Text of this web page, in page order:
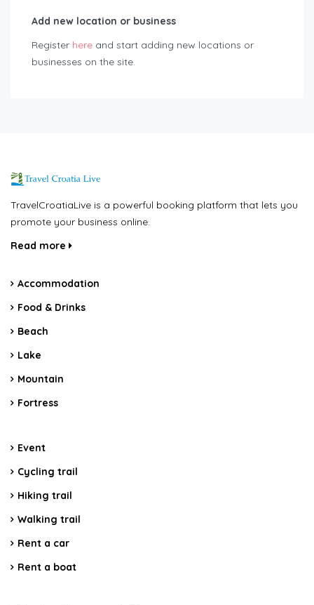
Add new location or business
Register here and start adding new locations or
businesses on the site.
TravelCroatiaLive is a powerful booking platform that lets you
promote your business online.
Read more
Accommodation
Food & Drinks
Beach
Lake
Mountain
Fortress
Event
Cycling trail
Hiking trail
Walking trail
Rent a car
Rent a boat